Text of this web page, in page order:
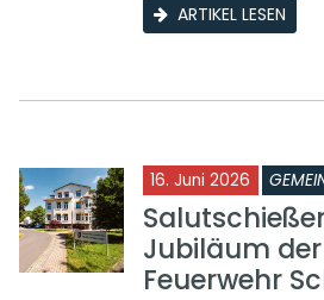
ARTIKEL LESEN
16. Juni 2026
Jubiläum
Feuerwehr